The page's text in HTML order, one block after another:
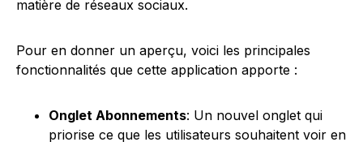
matière de réseaux sociaux.
Pour en donner un aperçu, voici les principales
fonctionnalités que cette application apporte :
Onglet Abonnements: Un nouvel onglet qui
priorise ce que les utilisateurs souhaitent voir en